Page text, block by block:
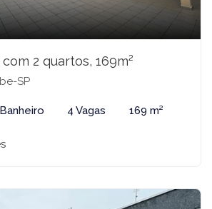
2 quartos, 169m²
SP
4 Vagas 169 m²